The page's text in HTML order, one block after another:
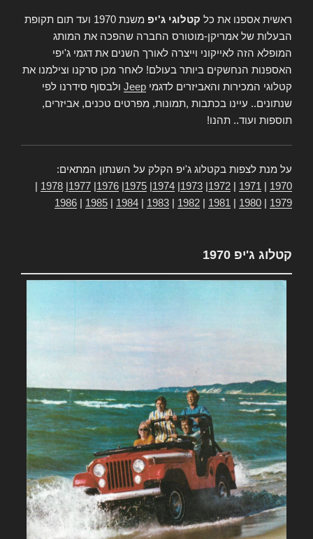
ראשית אספנו את כל קטלוגי ג'יפ
משנת 1970 ועד תום תקופת
הבעלות של אמריקן-מוטורס החברה שהפכה את המותג
המופלא הזה לאייקוני וייצרה לאורך השנים את דגמי ג'יפי
האספנות הנחשקים ביותר בעולם! לאחר מכן סרקנו וצילמנו את
קטלוגי המכירות והאביזרים לדגמי Jeep ולבסוף סידרנו לפי
שנתונים.. עיינו בכתבות ,תמונות, מפרטים טכנים, אביזרים,
תוספות ועוד.. תהנו!
על מנת לצפות בקטלוג ג'יפ הקלק על השנתון המתאים:
1970
1971
1972
1973
1974
1975
1976
1977
1978
1979
1980
1981
1982
1983
1984
1985
1986
קטלוג ג'יפ 1970